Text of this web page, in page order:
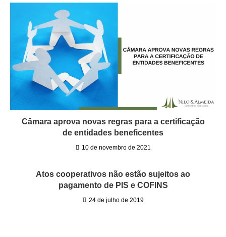
Câmara aprova novas regras para a certificação
de entidades beneficentes
10 de novembro de 2021
Atos cooperativos não estão sujeitos ao
pagamento de PIS e COFINS
24 de julho de 2019